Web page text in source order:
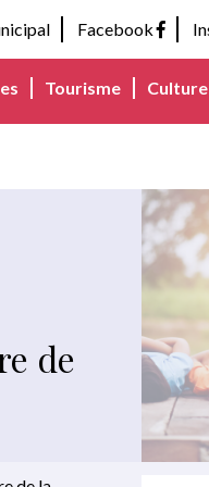
Facebook
Tourisme
de